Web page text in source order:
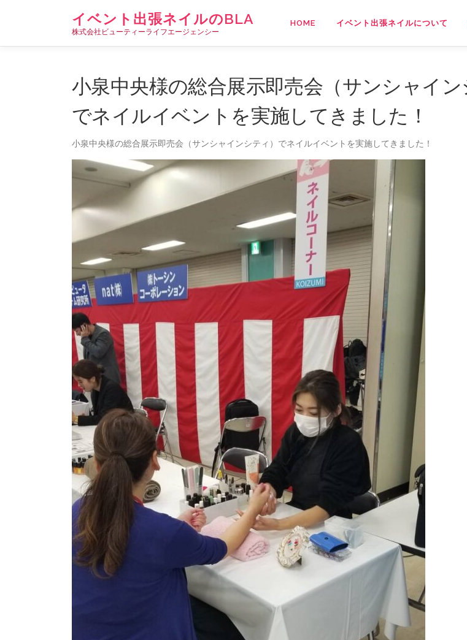
ン
イベント出張ネイルのBLA
株式会社ビューティーライフエージェンシー
HOME イベント出張ネイルについて
小泉中央様の総合展示即売会（サンシャイン
でネイルイベントを実施してきました！
小泉中央様の総合展示即売会（サンシャインシティ）でネイルイベントを実施してきました！